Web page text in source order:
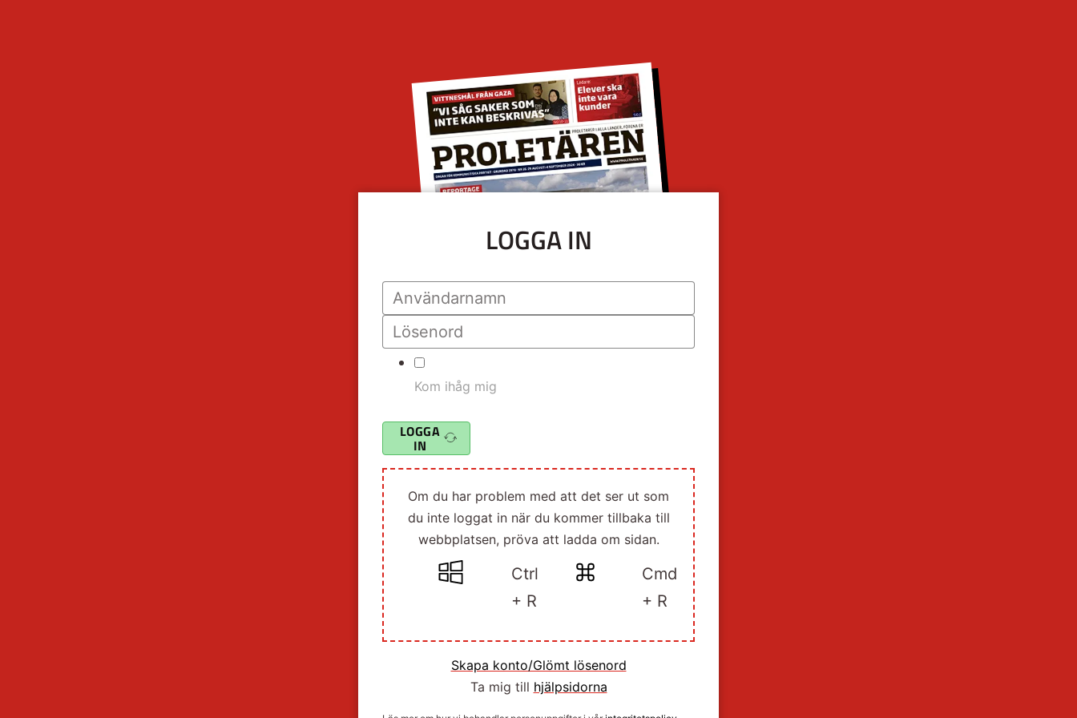
LOGGA IN
Kom ihåg mig
LOGGA
IN
Om du har problem med att det ser ut som
du inte loggat in när du kommer tillbaka till
webbplatsen, pröva att ladda om sidan.
Ctrl
+ R
Cmd
+ R
Skapa konto/Glömt lösenord
Ta mig till hjälpsidorna